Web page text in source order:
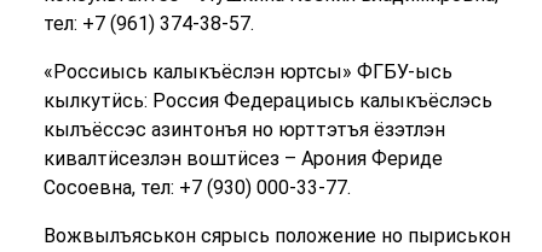
тел: +7 (961) 374-38-57.
«Россиысь калыкъёслэн юртсы» ФГБУ-ысь
кылкутӥсь: Россия Федерациысь калыкъёслэсь
кылъёссэс азинтонъя но юрттэтъя ёзэтлэн
кивалтӥсезлэн воштӥсез – Арония Фериде
Сосоевна, тел: +7 (930) 000-33-77.
Вожвылъяськон сярысь положение но пыриськон